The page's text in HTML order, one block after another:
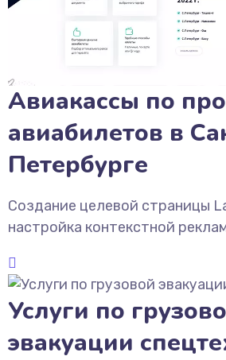
Авиакассы по
авиабилетов в
Петербурге
Создание целевой страницы
настройка контекстной
Услуги по
эвакуации